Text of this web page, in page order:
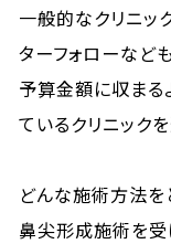
一般的なクリニッ
ターフォローなど
予算金額に収まる
ているクリニック
どんな施術方法を
鼻尖形成施術を